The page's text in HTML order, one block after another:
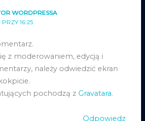
WORDPRESSA
16:25
z moderowaniem, edycją i
należy odwiedzić ekran
pochodzą z Gravatara.
Odpowiedz